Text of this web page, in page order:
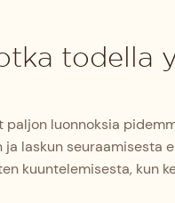
todella
luonnoksia
laskun seuraamisesta
kuuntelemisesta, kun